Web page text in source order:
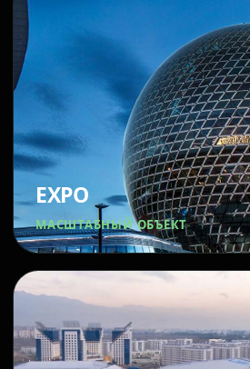
EXPO
МАСШТАБНЫЙ ОБЪЕКТ